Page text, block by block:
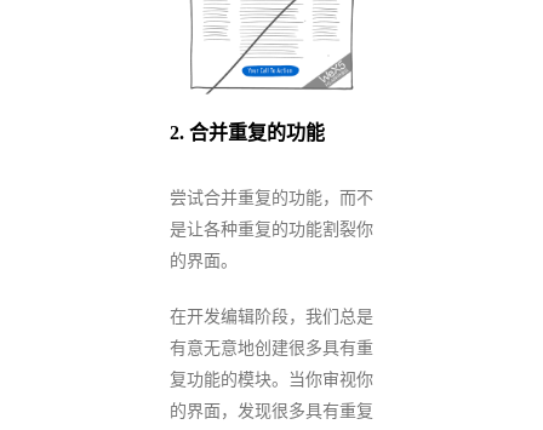
2. 合并重复的功能
尝试合并重复的功能，而不
是让各种重复的功能割裂你
的界面。
在开发编辑阶段，我们总是
有意无意地创建很多具有重
复功能的模块。当你审视你
的界面，发现很多具有重复